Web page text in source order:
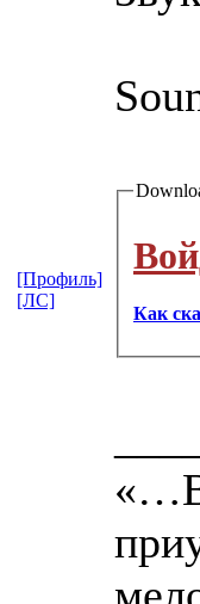
Как
«…В
[Профиль]
[ЛС]